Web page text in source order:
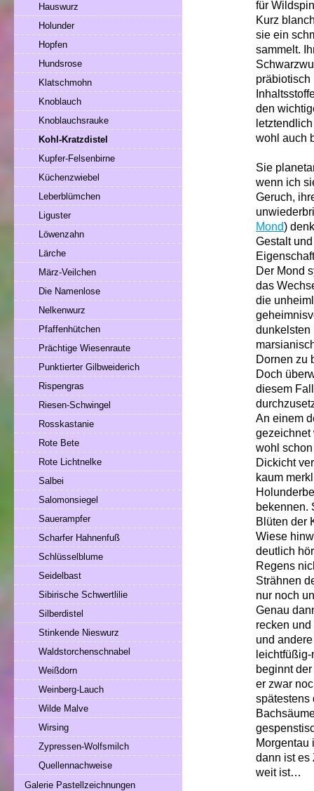
für
Kurz
sie ein
sammelt.
präbiotisch
den
wohl auch
Sie
wenn ich
Geruch,
Mond)
Gestalt
Der Mond
das
die
dunkelsten
Dornen zu
Doch
diesem
An einem
gezeichnet
wohl
Dickicht
kaum
bekennen.
Blüten der
Wiese
deutlich
Regens
Strähnen
nur noch
Genau
recken
und
beginnt
er zwar
spätestens
Morgentau
dann ist es
weit ist…
Hauswurz
Holunder
Hopfen
Hundsrose
Klatschmohn
Knoblauch
Knoblauchsrauke
Kohl-Kratzdistel
Kupfer-Felsenbirne
Küchenzwiebel
Leberblümchen
Liguster
Löwenzahn
Lärche
März-Veilchen
Die Namenlose
Nelkenwurz
Pfaffenhütchen
Prächtige Wiesenraute
Punktierter Gilbweiderich
Rispengras
Riesen-Schwingel
Rosskastanie
Rote Bete
Rote Lichtnelke
Salbei
Salomonsiegel
Sauerampfer
Scharfer Hahnenfuß
Schlüsselblume
Seidelbast
Sibirische Schwertlilie
Silberdistel
Stinkende Nieswurz
Waldstorchenschnabel
Weißdorn
Weinberg-Lauch
Wilde Malve
Wirsing
Zypressen-Wolfsmilch
Quellennachweise
Galerie Pastellzeichnungen